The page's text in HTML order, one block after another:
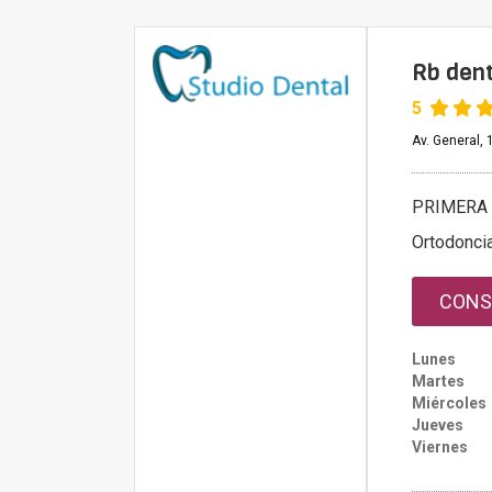
Rb
5
Av. General,
PRIMERA
Lunes
Martes
Miércoles
Jueves
Viernes